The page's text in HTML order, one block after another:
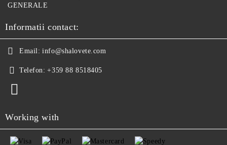
GENERALE
Informatii contact:
Email: info@shalovete.com
Telefon: +359 88 8518405
Working with